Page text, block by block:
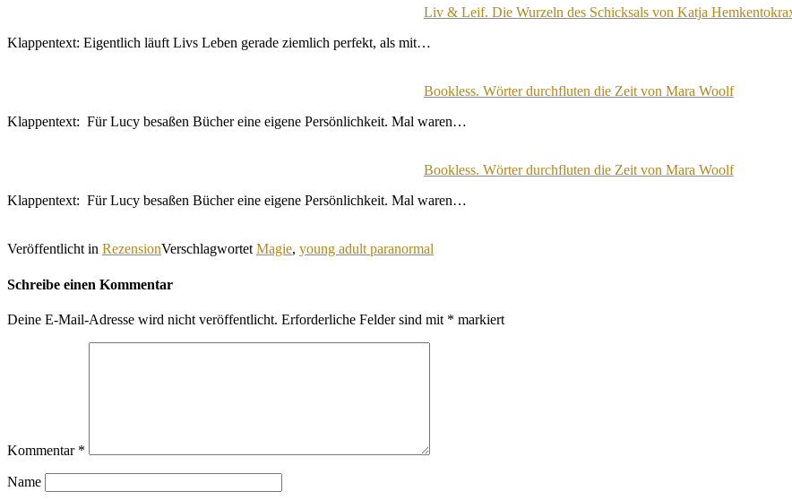
Liv & Leif. Die Wurzeln des Schicksals von Katja
Klappentext: Eigentlich läuft Livs Leben gerade ziemlich perfekt, als mit…
Bookless. Wörter durchfluten die Zeit von Mara Woolf
Klappentext: Für Lucy besaßen Bücher eine eigene Persönlichkeit. Mal waren…
Bookless. Wörter durchfluten die Zeit von Mara Woolf
Klappentext: Für Lucy besaßen Bücher eine eigene Persönlichkeit. Mal waren…
Veröffentlicht in RezensionVerschlagwortet Magie, young adult paranormal
Schreibe einen Kommentar
Deine E-Mail-Adresse wird nicht veröffentlicht. Erforderliche Felder sind mit * markiert
Kommentar *
Name